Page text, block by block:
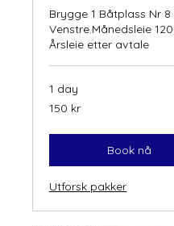
Brygge 1 Båtplass Nr 8
Venstre.Månedsleie
Årsleie etter avtale
1 day
150
norske
150 kr
Book nå
Utforsk pakker